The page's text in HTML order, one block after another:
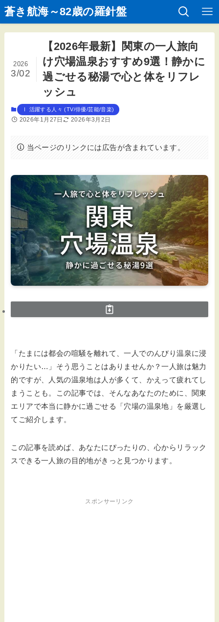
蒼き航海～82歳の羅針盤
【2026年最新】関東の一人旅向
け穴場温泉おすすめ9選！静かに
過ごせる秘湯で心と体をリフレ
ッシュ
2026
3/02
Ⅰ 活躍する人々 (TV/俳優/芸能/音楽)
2026年1月27日 2026年3月2日
当ページのリンクには広告が含まれています。
「たまには都会の喧騒を離れて、一人でのんびり温泉に浸
かりたい…」そう思うことはありませんか？一人旅は魅力
的ですが、人気の温泉地は人が多くて、かえって疲れてし
まうことも。この記事では、そんなあなたのために、関東
エリアで本当に静かに過ごせる「穴場の温泉地」を厳選し
てご紹介します。
この記事を読めば、あなたにぴったりの、心からリラック
スできる一人旅の目的地がきっと見つかります。
スポンサーリンク